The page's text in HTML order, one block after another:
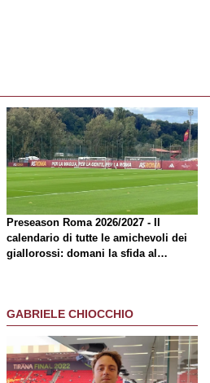
Preseason Roma 2026/2027 - Il
calendario di tutte le amichevoli dei
giallorossi: domani la sfida al
GABRIELE CHIOCCHIO